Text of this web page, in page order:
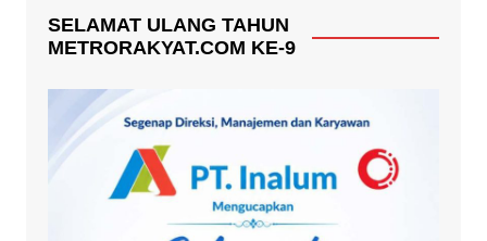
SELAMAT ULANG TAHUN
METRORAKYAT.COM KE-9